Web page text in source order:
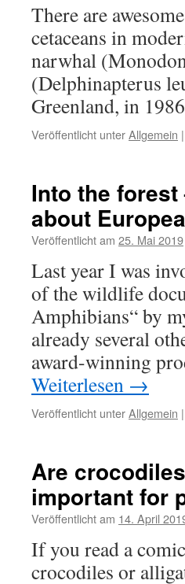
There are
cetaceans in
narwhal
(Delphinapterus
Greenland, in
Veröffentlicht unterAllgemein |
Into the
about
Veröffentlicht am 25. Mai 2019
Last year I was
of the wildlife
Amphibians“ by
already several
award-winning
Weiterlesen →
Veröffentlicht unterAllgemein |
Are
important for
Veröffentlicht am 14. April
If you read a
crocodiles or